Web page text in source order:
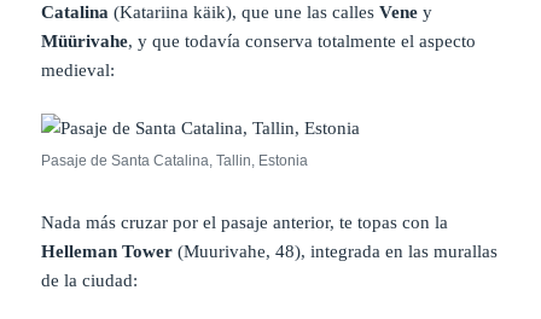
Catalina(Katariina käik), que une las callesVene y
Müürivahe, y que todavía conserva totalmente el aspecto
medieval:
Pasaje de Santa Catalina, Tallin, Estonia
Nada más cruzar por el pasaje anterior, te topas con la
Helleman Tower (Muurivahe, 48), integrada en las murallas
de la ciudad: